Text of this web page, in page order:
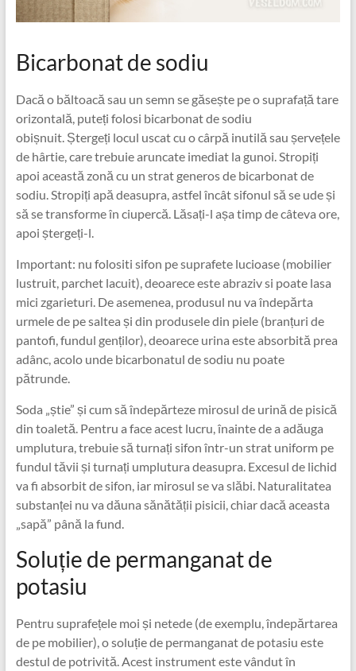
Bicarbonat de sodiu
Dacă o băltoacă sau un semn se găsește pe o suprafață tare
orizontală, puteți folosi bicarbonat de sodiu
obișnuit. Ștergeți locul uscat cu o cârpă inutilă sau șervețele
de hârtie, care trebuie aruncate imediat la gunoi. Stropiți
apoi această zonă cu un strat generos de bicarbonat de
sodiu. Stropiți apă deasupra, astfel încât sifonul să se ude și
să se transforme în ciupercă. Lăsați-l așa timp de câteva ore,
apoi ștergeți-l.
Important: nu folositi sifon pe suprafete lucioase (mobilier
lustruit, parchet lacuit), deoarece este abraziv si poate lasa
mici zgarieturi. De asemenea, produsul nu va îndepărta
urmele de pe saltea și din produsele din piele (branțuri de
pantofi, fundul genților), deoarece urina este absorbită prea
adânc, acolo unde bicarbonatul de sodiu nu poate
pătrunde.
Soda „știe” și cum să îndepărteze mirosul de urină de pisică
din toaletă. Pentru a face acest lucru, înainte de a adăuga
umplutura, trebuie să turnați sifon într-un strat uniform pe
fundul tăvii și turnați umplutura deasupra. Excesul de lichid
va fi absorbit de sifon, iar mirosul se va slăbi. Naturalitatea
substanței nu va dăuna sănătății pisicii, chiar dacă aceasta
„sapă” până la fund.
Soluție de permanganat de
potasiu
Pentru suprafețele moi și netede (de exemplu, îndepărtarea
de pe mobilier), o soluție de permanganat de potasiu este
destul de potrivită. Acest instrument este vândut în